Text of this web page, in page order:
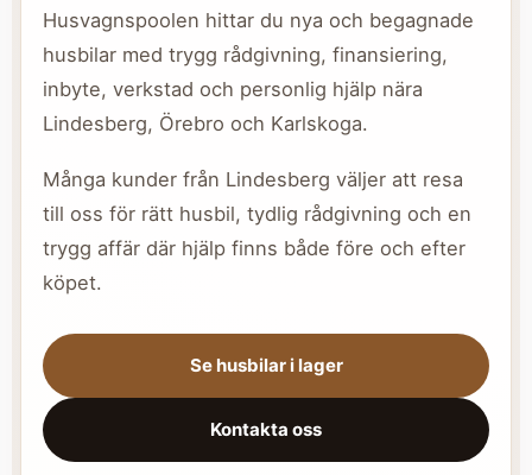
Husvagnspoolen hittar du nya och begagnade
husbilar med trygg rådgivning, finansiering,
inbyte, verkstad och personlig hjälp nära
Lindesberg, Örebro och Karlskoga.
Många kunder från Lindesberg väljer att resa
till oss för rätt husbil, tydlig rådgivning och en
trygg affär där hjälp finns både före och efter
köpet.
Se husbilar i lager
Kontakta oss